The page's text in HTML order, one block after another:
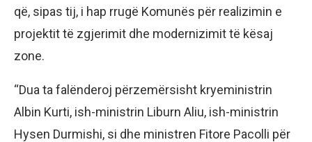
që, sipas tij, i hap rrugë Komunës për realizimin e
projektit të zgjerimit dhe modernizimit të kësaj
zone.
“Dua ta falënderoj përzemërsisht kryeministrin
Albin Kurti, ish-ministrin Liburn Aliu, ish-ministrin
Hysen Durmishi, si dhe ministren Fitore Pacolli për